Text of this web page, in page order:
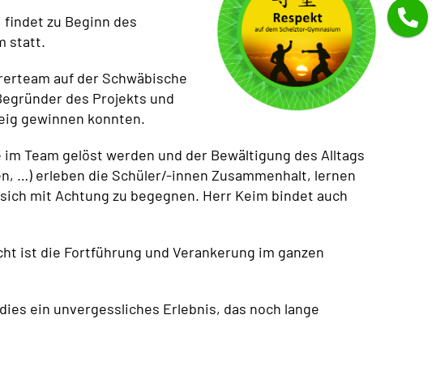
findet zu Beginn des
statt.
auf der Schwäbische
des Projekts und
gewinnen konnten.
Team gelöst werden und der Bewältigung des Alltags
…) erleben die Schüler/-innen Zusammenhalt, lernen
mit Achtung zu begegnen. Herr Keim bindet auch
ist die Fortführung und Verankerung im ganzen
ein unvergessliches Erlebnis, das noch lange